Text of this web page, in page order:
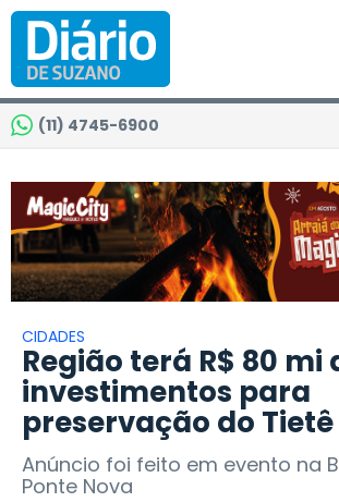
(11) 4745-6900
CIDADES
Região terá R$ 80 mi
investimentos para
preservação do Tietê
Anúncio foi feito em evento na
Ponte Nova